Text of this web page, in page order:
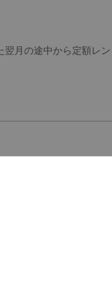
翌月の途中から定額レ